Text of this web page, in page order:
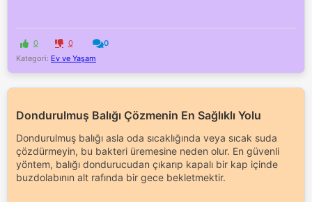
0 0
0
Kategori: Ev ve Yaşam
Dondurulmuş Balığı Çözmenin En Sağlıklı Yolu
Dondurulmuş balığı asla oda sıcaklığında veya sıcak suda
çözdürmeyin, bu bakteri üremesine neden olur. En güvenli
yöntem, balığı dondurucudan çıkarıp kapalı bir kap içinde
buzdolabının alt rafında bir gece bekletmektir.